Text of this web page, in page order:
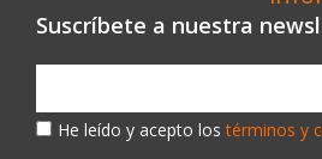
Suscríbete a nuestra
He leído y acepto lostérminos y